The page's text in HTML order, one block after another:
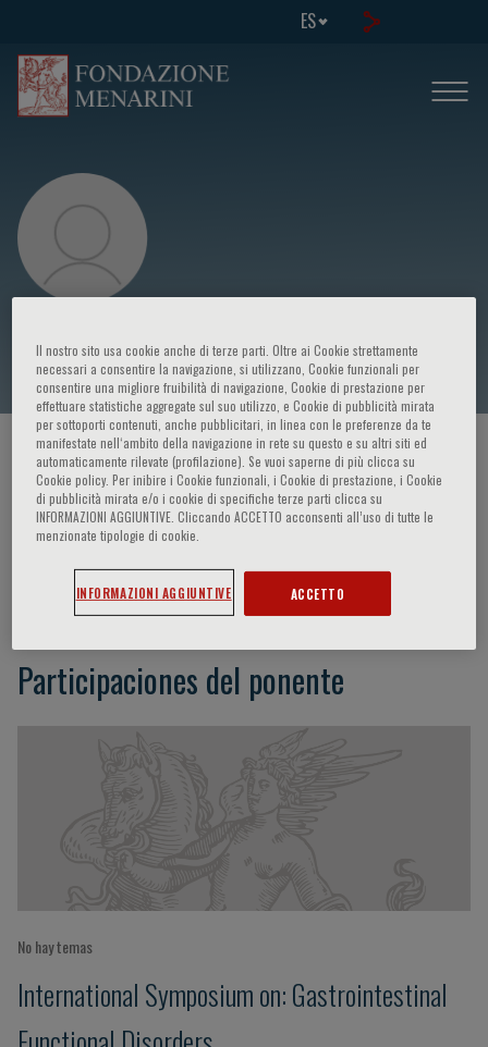
ES
Theodore Rokkas
HOME PAGE / CURSOS Y EVENTOS / ORADOR
Theodore Rokkas
Participaciones del ponente
No hay temas
International Symposium on: Gastrointestinal
Il nostro sito usa cookie anche di terze parti. Oltre ai Cookie strettamente
necessari a consentire la navigazione, si utilizzano, Cookie funzionali per
consentire una migliore fruibilità di navigazione, Cookie di prestazione per
effettuare statistiche aggregate sul suo utilizzo, e Cookie di pubblicità mirata
per sottoporti contenuti, anche pubblicitari, in linea con le preferenze da te
manifestate nell‘ambito della navigazione in rete su questo e su altri siti ed
automaticamente rilevate (profilazione). Se vuoi saperne di più clicca su
Cookie policy. Per inibire i Cookie funzionali, i Cookie di prestazione, i Cookie
di pubblicità mirata e/o i cookie di specifiche terze parti clicca su
INFORMAZIONI AGGIUNTIVE. Cliccando ACCETTO acconsenti all’uso di tutte le
menzionate tipologie di cookie.
INFORMAZIONI AGGIUNTIVE ACCETTO